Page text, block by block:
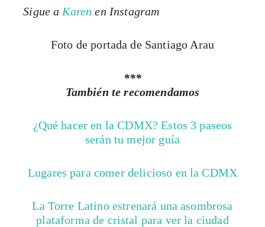
Sigue a Karen en Instagram
Foto de portada de Santiago Arau
***
También te recomendamos
¿Qué hacer en la CDMX? Estos 3 paseos
serán tu mejor guía
Lugares para comer delicioso en la CDMX
La Torre Latino estrenará una asombrosa
plataforma de cristal para ver la ciudad